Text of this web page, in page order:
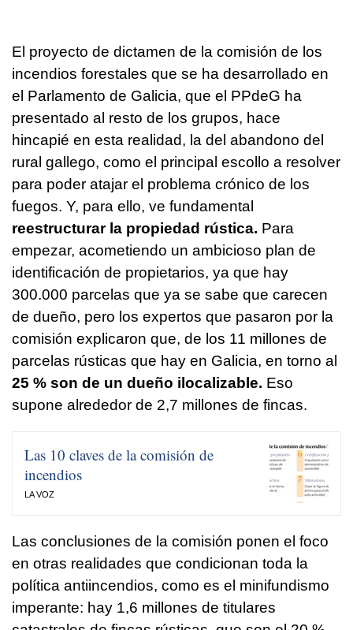
El proyecto de dictamen de la comisión de los
incendios forestales que se ha desarrollado en
el Parlamento de Galicia, que el PPdeG ha
presentado al resto de los grupos, hace
hincapié en esta realidad, la del abandono del
rural gallego, como el principal escollo a resolver
para poder atajar el problema crónico de los
fuegos. Y, para ello, ve fundamental
reestructurar la propiedad rústica. Para
empezar, acometiendo un ambicioso plan de
identificación de propietarios, ya que hay
300.000 parcelas que ya se sabe que carecen
de dueño, pero los expertos que pasaron por la
comisión explicaron que, de los 11 millones de
parcelas rústicas que hay en Galicia, en torno al
25 % son de un dueño ilocalizable. Eso
supone alrededor de 2,7 millones de fincas.
Las 10 claves de la comisión de
incendios
LA VOZ
Las conclusiones de la comisión ponen el foco
en otras realidades que condicionan toda la
política antiincendios, como es el minifundismo
imperante: hay 1,6 millones de titulares